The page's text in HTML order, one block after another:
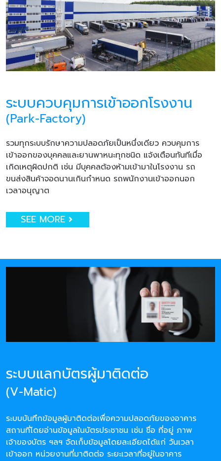
ระบบควบคุมการเข้าออกโรงงาน
(Park-Factory)
รวมทุกระบบรักษาความปลอดภัยเป็นหนึ่งเดียว ควบคุมการ
เข้าออกของบุคคลและยานพาหนะทุกชนิด แจ้งเตือนทันทีเมื่อ
เกิดเหตุผิดปกติ เช่น มีบุคคลต้องห้ามเข้ามาในโรงงาน รถ
ขนส่งสินค้าจอดนานเกินกำหนด รถพนักงานเข้าออกนอก
เวลาอนุญาต
SEE MORE
ระบบแลกบัตรผู้มาติดต่อ
(V-Matic)
ระบบบันทึกข้อมูลผู้มาติดต่อเพื่อความปลอดภัยของอาคาร
สถานที่โดยอ่านข้อมูลในบัตรประชาชน เช่น ชื่อ ที่อยู่ ภาพ
เจ้าของบัตร ฯลฯ จัดเก็บข้อมูลโดยละเอียดได้แก่ วันเวลา
เข้าออก หน่วยงานที่มาติดต่อ ระยะเวลาที่อยู่ในอาคาร